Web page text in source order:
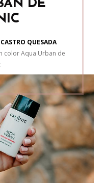
DE
QUESADA
color Aqua Urban de